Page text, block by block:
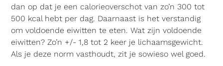
dan op dat je een calorieoverschot van zo’n 300 tot
500 kcal hebt per dag. Daarnaast is het verstandig
om voldoende eiwitten te eten. Wat zijn voldoende
eiwitten? Zo’n +/- 1,8 tot 2 keer je lichaamsgewicht.
Als je deze norm vasthoudt, zit je sowieso wel goed.